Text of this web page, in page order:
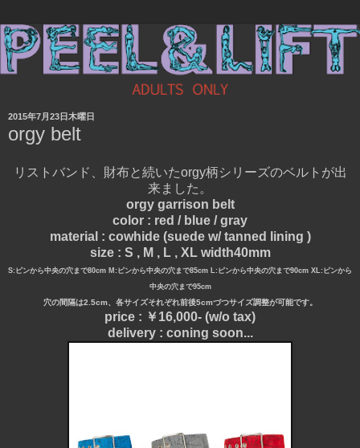
2015年7月23日木曜日
orgy belt
リストバンド、財布と続いたorgy柄シリーズのベルトが出
来ました。
orgy garrison belt
color : red / blue / gray
material : cowhide (suede w/ tanned lining )
size : S , M , L , XL width40mm
S:ピンから中央の穴まで80cm M:ピンから中央の穴まで85cm L:ピンから中央の穴まで90cm XL:ピンから
中央の穴まで95cm
穴の間隔は2.5cm、各サイズそれぞれ前後5cmづつサイズ調整が可能です。
price : ￥16,000- (w/o tax)
delivery : coning soon...